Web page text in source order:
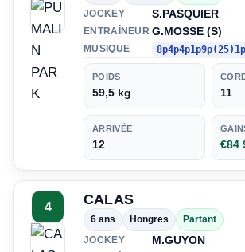
JOCKEY
S.PASQUIER
ENTRAÎNEUR G.MOSSE (S)
MUSIQUE
POIDS
59,5 kg 11
ARRIVÉE
12 €84
4 CALAS
6 ans Hongres
Partant
JOCKEY
M.GUYON